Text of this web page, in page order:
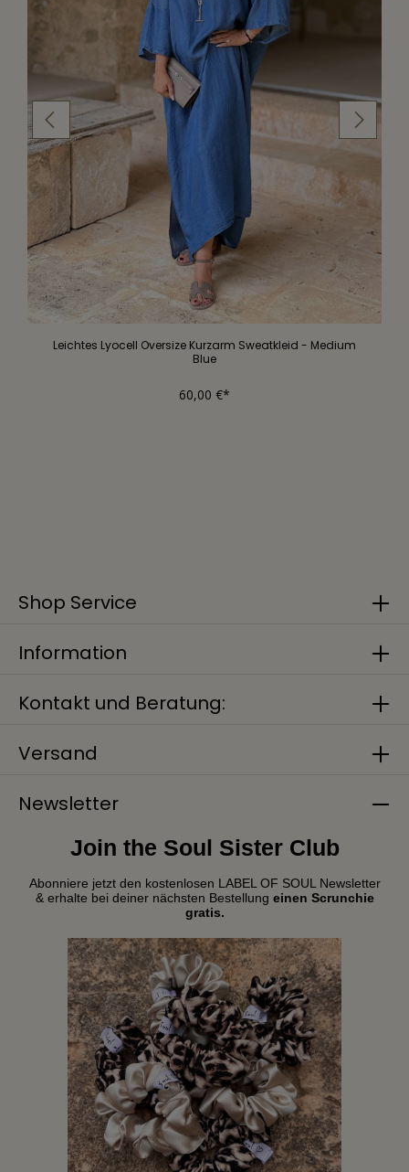
Leichtes Lyocell Oversize Kurzarm Sweatkleid - Medium
Blue
60,00 €*
Kontakt und Beratung:
Versand
Newsletter
Join the Soul Sister Club
Abonniere jetzt den kostenlosen LABEL OF SOUL Newsletter
& erhalte bei deiner nächsten Bestellung einen Scrunchie
gratis.
Shop Service
Information